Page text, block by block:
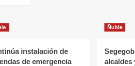
instalación de
de emergencia
Ñuble
alcaldes